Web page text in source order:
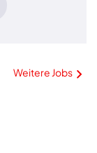
Weitere Jobs